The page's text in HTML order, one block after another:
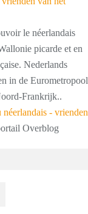
le néerlandais
picarde et en
Nederlands
in de Eurometropool
Frankrijk..
néerlandais - vrienden
Overblog